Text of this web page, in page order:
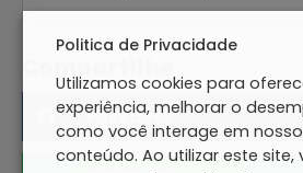
Facebook
Politica de Privacidade
Utilizamos cookies para
experiência, melhorar o
como você interage em
conteúdo. Ao utilizar este